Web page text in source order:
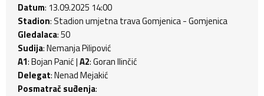
Datum: 13.09.2025 14:00
Stadion: Stadion umjetna trava Gomjenica - Gomjenica
Gledalaca: 50
Sudija: Nemanja Pilipović
A1: Bojan Panić |A2: Goran Ilinčić
Delegat: Nenad Mejakić
Posmatrač suđenja: